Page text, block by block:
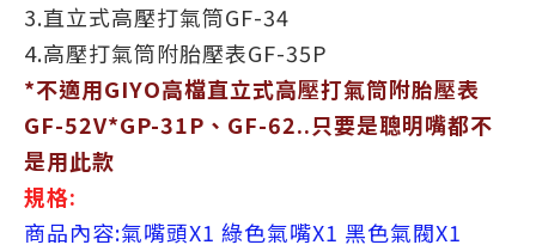
3.直立式高壓打氣筒GF-34
4.高壓打氣筒附胎壓表GF-35P
*不適用GIYO高檔直立式高壓打氣筒附胎壓表
GF-52V*GP-31P、GF-62..只要是聰明嘴都不
是用此款
規格:
商品內容:氣嘴頭X1 綠色氣嘴X1 黑色氣閥X1